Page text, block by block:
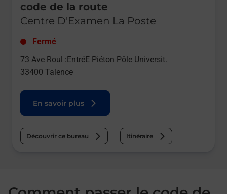
code de la route
Centre D'Examen La Poste
Fermé
73 Ave Roul :EntréE Piéton Pôle Universit.
33400 Talence
En savoir plus
Découvrir ce bureau Itinéraire